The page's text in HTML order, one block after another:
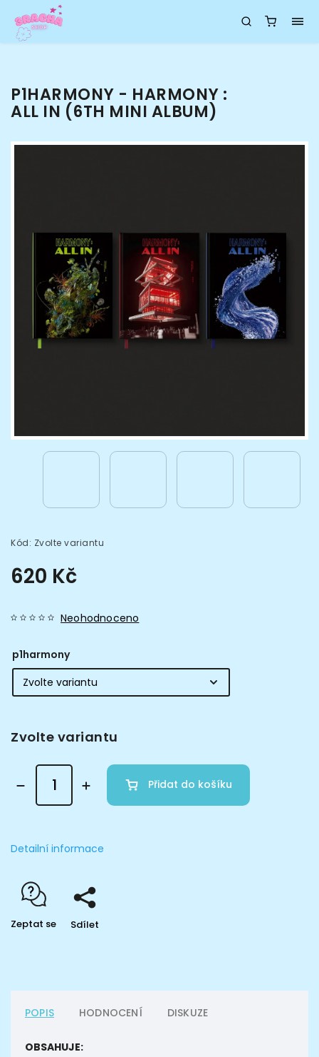
P1HARMONY - HARMONY :
ALL IN (6TH MINI ALBUM)
Kód: Zvolte variantu
620 Kč
Neohodnoceno
p1harmony
Zvolte variantu
Přidat do košíku
Detailní informace
Zeptat se Sdílet
POPIS HODNOCENÍ DISKUZE
OBSAHUJE: